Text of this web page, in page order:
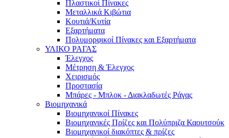
Πλαστικοί Πίνακες
Μεταλλικά Κιβώτια
Κουτιά/Κυτία
Εξαρτήματα
Πολυμορφικοί Πίνακες και Εξαρτήματα
ΥΛΙΚΟ ΡΑΓΑΣ
Έλεγχος
Μέτρηση & Έλεγχος
Χειρισμός
Προστασία
Μπάρες - Μπλοκ - Διακλαδωτές Ράγας
Βιομηχανικά
Βιομηχανικοί Πίνακες
Βιομηχανικές Πρίζες και Πολύπριζα Καουτσούκ
Βιομηχανικοί διακόπτες & πρίζες